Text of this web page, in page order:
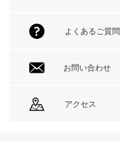
よくあるご質問
お問い合わせ
アクセス